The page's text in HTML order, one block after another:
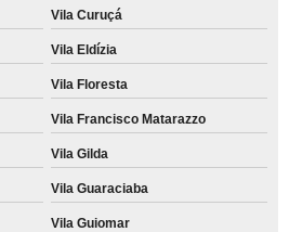
Vila Curuçá
Vila Eldízia
Vila Floresta
Vila Francisco Matarazzo
Vila Gilda
Vila Guaraciaba
Vila Guiomar